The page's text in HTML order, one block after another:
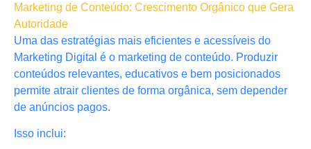
Marketing de Conteúdo: Crescimento Orgânico que Gera
Autoridade
Uma das estratégias mais eficientes e acessíveis do
Marketing Digital é o marketing de conteúdo. Produzir
conteúdos relevantes, educativos e bem posicionados
permite atrair clientes de forma orgânica, sem depender
de anúncios pagos.
Isso inclui: